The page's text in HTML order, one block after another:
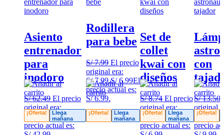
¡Oferta!
Llega
mañana
Asiento
entrenador
para
inodoro
S/62.49 El precio
original era:
S/ 62.49.S/42.99
precio actual es:
¡Oferta!
Llega
mañana
Rodillera
para bebe
S/7.99 El precio
original era:
S/ 7.99.S/6.99El
precio actual es:
S/ 6.99.
¡Oferta!
Llega
mañana
Set de
collet
kwai con
diseños
S/8.74 El precio
original era:
S/ 8.74.
S/6.99El
precio actual es:
¡Oferta!
con
S/13.50
original
S/ 13.50.
precio